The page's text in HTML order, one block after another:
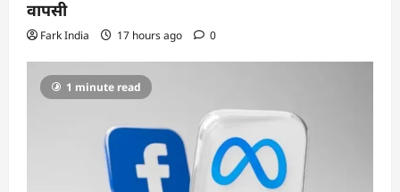
वापसी
Fark India 17 hours ago 0
1 minute read